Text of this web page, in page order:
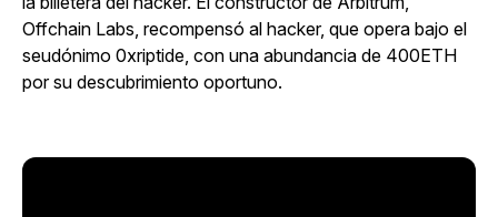
Offchain Labs, recompensó al hacker, que opera bajo el
seudónimo 0xriptide, con una abundancia de 400ETH
por su descubrimiento oportuno.